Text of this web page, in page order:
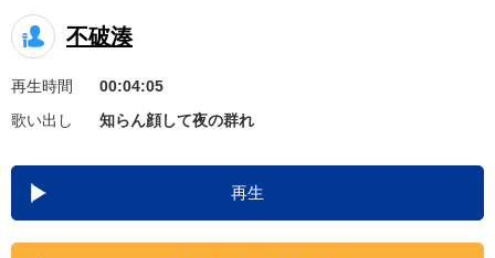
キャンペーン
お知らせ よくあるご質問
DAMの新曲・ランキングなど
カラオケ最新情報をチェック！
不破湊
再生時間
00:04:05
歌い出し
知らん顔して夜の群れ
再生